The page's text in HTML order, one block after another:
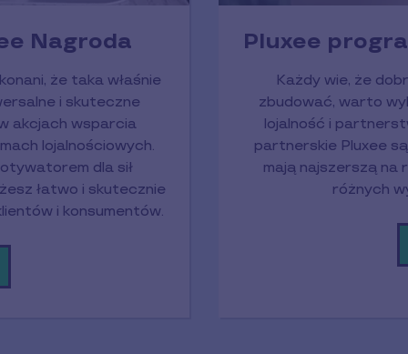
Nagroda
że taka właśnie
i skuteczne
akcjach wsparcia
lojalnościowych.
dla sił
łatwo i skutecznie
i konsumentów.
Pluxee
Każdy wie, że
zbudować, warto
lojalność i
partnerskie Pluxee
mają najszerszą na
różnych